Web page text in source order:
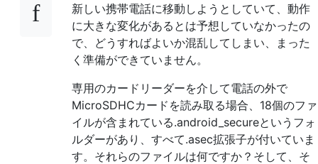
新しい携帯電話に移動しようとしていて、動作
に大きな変化があるとは予想していなかったの
で、どうすればよいか混乱してしまい、まった
く準備ができていません。
専用のカードリーダーを介して電話の外で
MicroSDHCカードを読み取る場合、18個のファ
イルが含まれている.android_secureというフォ
ルダーがあり、すべて.asec拡張子が付いていま
す。それらのファイルは何ですか？そして、そ